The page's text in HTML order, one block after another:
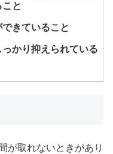
と
きていること
かり抑えられている
が取れないときがあり